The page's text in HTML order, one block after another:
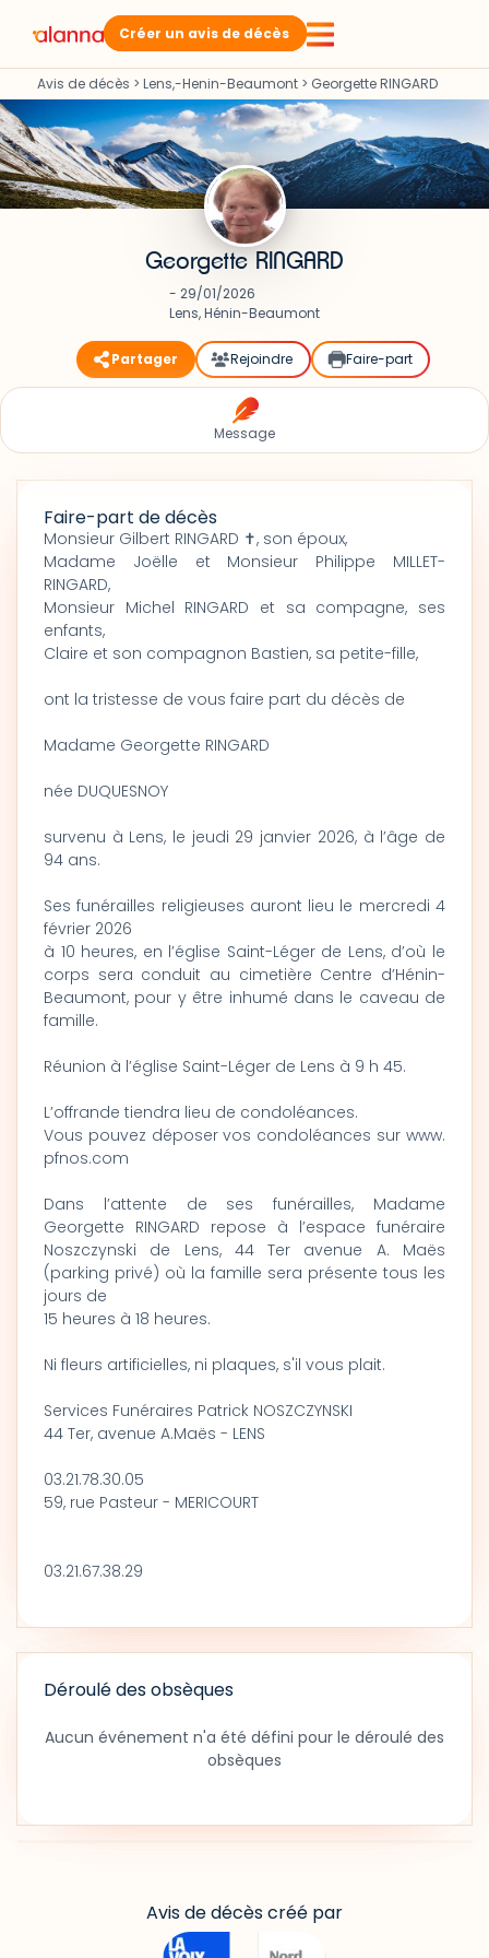
Créer un avis de décès
Avis de décès > Lens,-Henin-Beaumont > Georgette RINGARD
Georgette RINGARD
- 29/01/2026
Lens, Hénin-Beaumont
Partager Rejoindre Faire-part
Message
Faire-part de décès
Monsieur Gilbert RINGARD ✝, son époux,
Madame Joëlle et Monsieur Philippe MILLET-
RINGARD,
Monsieur Michel RINGARD et sa compagne, ses
enfants,
Claire et son compagnon Bastien, sa petite-fille,
ont la tristesse de vous faire part du décès de
Madame Georgette RINGARD
née DUQUESNOY
survenu à Lens, le jeudi 29 janvier 2026, à l’âge de
94 ans.
Ses funérailles religieuses auront lieu le mercredi 4
février 2026
à 10 heures, en l’église Saint-Léger de Lens, d’où le
corps sera conduit au cimetière Centre d’Hénin-
Beaumont, pour y être inhumé dans le caveau de
famille.
Réunion à l’église Saint-Léger de Lens à 9 h 45.
L’offrande tiendra lieu de condoléances.
Vous pouvez déposer vos condoléances sur www.
pfnos.com
Dans l’attente de ses funérailles, Madame
Georgette RINGARD repose à l’espace funéraire
Noszczynski de Lens, 44 Ter avenue A. Maës
(parking privé) où la famille sera présente tous les
jours de
15 heures à 18 heures.
Ni fleurs artificielles, ni plaques, s'il vous plait.
Services Funéraires Patrick NOSZCZYNSKI
44 Ter, avenue A.Maës - LENS
03.21.78.30.05
59, rue Pasteur - MERICOURT
03.21.67.38.29
Déroulé des obsèques
Aucun événement n'a été défini pour le déroulé des
obsèques
Avis de décès créé par